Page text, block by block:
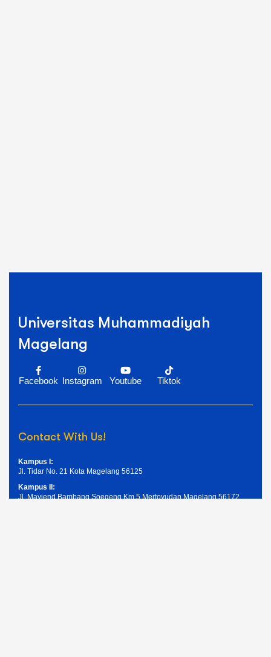
Universitas Muhammadiyah
Magelang
Facebook Instagram Youtube Tiktok
Contact With Us!
Kampus I:
Jl. Tidar No. 21 Kota Magelang 56125
Kampus II:
Jl. Mayjend Bambang Soegeng Km.5 Mertoyudan Magelang 56172